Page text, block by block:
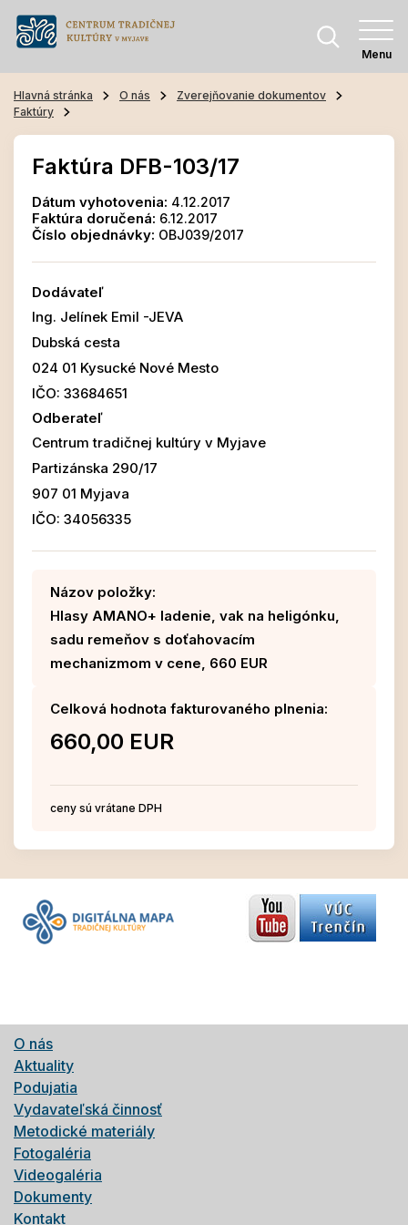
Menu
Hlavná stránka O nás
Zverejňovanie dokumentov
Faktúry
Faktúra DFB-103/17
Dátum vyhotovenia: 4.12.2017
Faktúra doručená: 6.12.2017
Číslo objednávky: OBJ039/2017
Dodávateľ
Ing. Jelínek Emil -JEVA
Dubská cesta
024 01 Kysucké Nové Mesto
IČO: 33684651
Odberateľ
Centrum tradičnej kultúry v Myjave
Partizánska 290/17
907 01 Myjava
IČO: 34056335
Názov položky:
Hlasy AMANO+ ladenie, vak na heligónku,
sadu remeňov s doťahovacím
mechanizmom v cene, 660 EUR
Celková hodnota fakturovaného plnenia:
660,00 EUR
ceny sú vrátane DPH
O nás
Aktuality
Podujatia
Vydavateľská činnosť
Metodické materiály
Fotogaléria
Videogaléria
Dokumenty
Kontakt